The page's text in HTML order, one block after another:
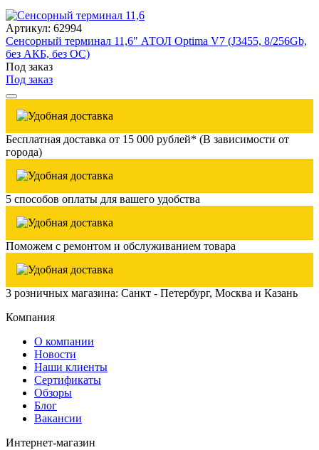
Артикул: 62994
Сенсорный терминал 11,6" АТОЛ Optima V7 (J3455, 8/256Gb,
без АКБ, без ОС)
Под заказ
Под заказ
Бесплатная доставка от 15 000 рублей* (В зависимости от
города)
5 способов оплаты для вашего удобства
Поможем с ремонтом и обслуживанием товара
3 розничных магазина: Санкт - Петербург, Москва и Казань
Компания
О компании
Новости
Наши клиенты
Сертификаты
Обзоры
Блог
Вакансии
Интернет-магазин